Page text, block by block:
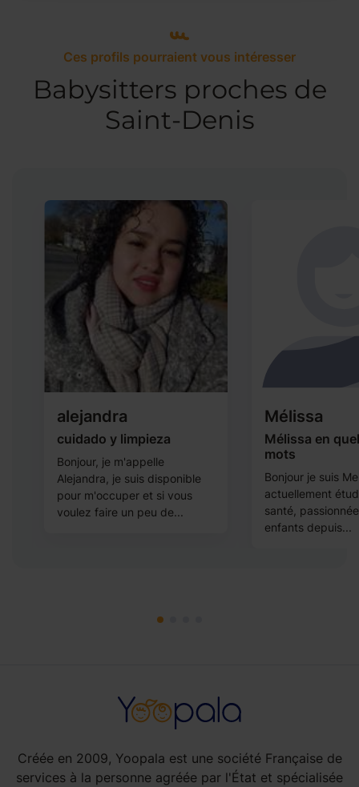
Ces profils pourraient vous intéresser
Babysitters proches de
Saint-Denis
alejandra
cuidado y limpieza
Bonjour, je m'appelle
Alejandra, je suis disponible
pour m'occuper et si vous
voulez faire un peu de...
Mélissa
Mélissa en
mots
Bonjour je suis
actuellement
santé,
enfants depuis...
Créée en 2009, Yoopala est une société Française de
services à la personne agréée par l'État et spécialisée